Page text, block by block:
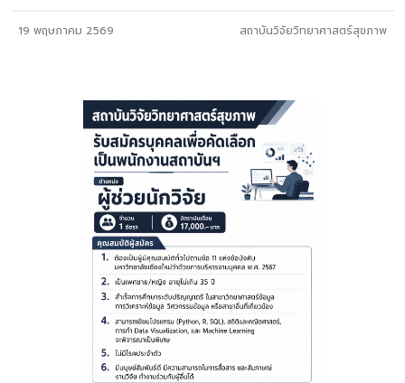
19 พฤษภาคม 2569 สถาบันวิจัยวิทยาศาสตร์สุขภาพ